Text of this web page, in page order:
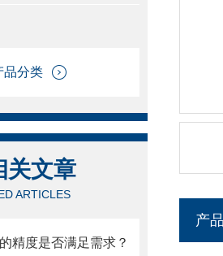
品分类
关文章
ARTICLES
精度是否满足需求？
产